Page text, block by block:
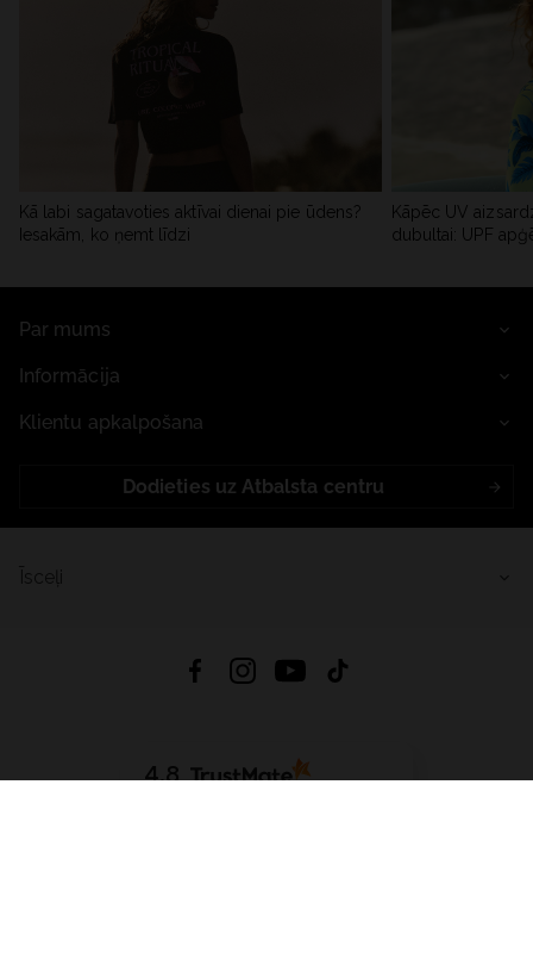
Kā labi sagatavoties aktīvai dienai pie ūdens?
Iesakām, ko ņemt līdzi
Kāpēc UV
dubultai: UPF
Par mums
Informācija
Klientu apkalpošana
Dodieties uz Atbalsta centru
4.8